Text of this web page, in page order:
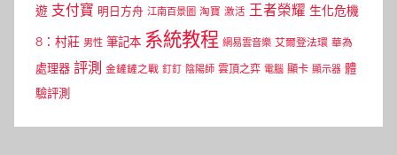
遊 支付寶 明日方舟 江南百景圖 淘寶 激活 王者榮耀 生化危機
8：村莊 男性 筆記本 系統教程 網易雲音樂 艾爾登法環 華為
處理器 評測 金鏟鏟之戰 釘釘 陰陽師 雲頂之弈 電腦 顯卡 顯示器 體
驗評測